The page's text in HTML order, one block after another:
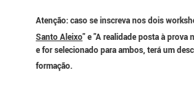
Atenção: caso se inscreva nos dois
Santo Aleixo" e "A realidade posta à prova
e for selecionado para ambos, terá um
formação.